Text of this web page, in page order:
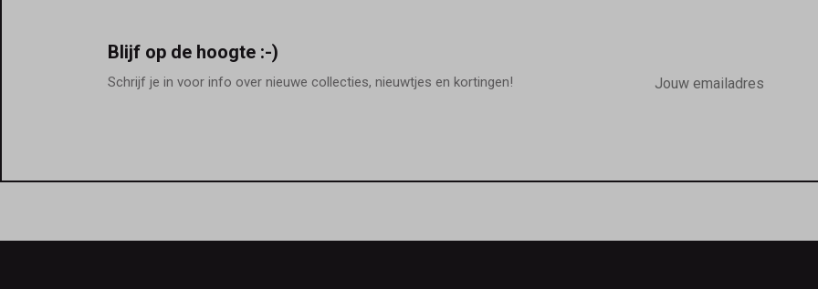
Blijf op de hoogte :-)
Schrijf je in voor info over nieuwe collecties, nieuwtjes en kortingen!
mailadres